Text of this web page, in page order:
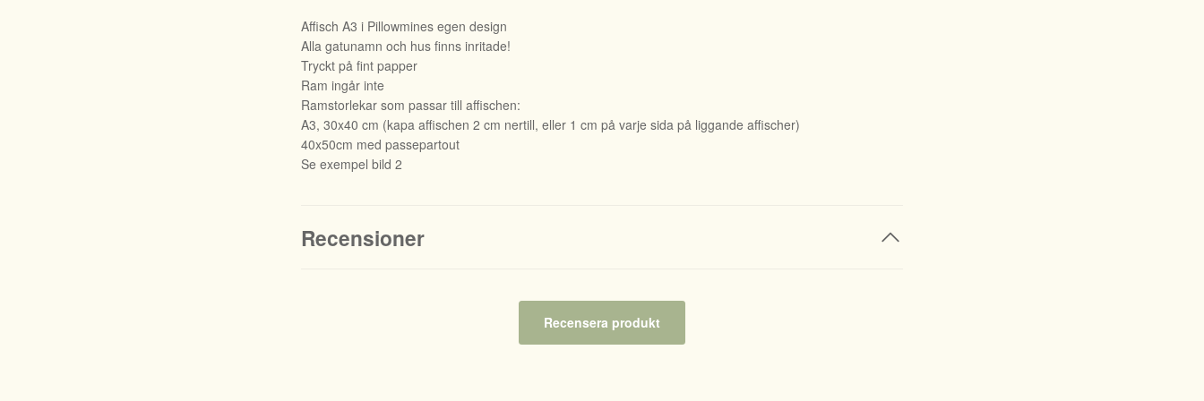
Affisch A3 i Pillowmines egen design
Alla gatunamn och hus finns inritade!
Tryckt på fint papper
Ram ingår inte
Ramstorlekar som passar till affischen:
A3, 30x40 cm (kapa affischen 2 cm nertill, eller 1 cm på varje sida på liggande affischer)
40x50cm med passepartout
Se exempel bild 2
Recensioner
Recensera produkt